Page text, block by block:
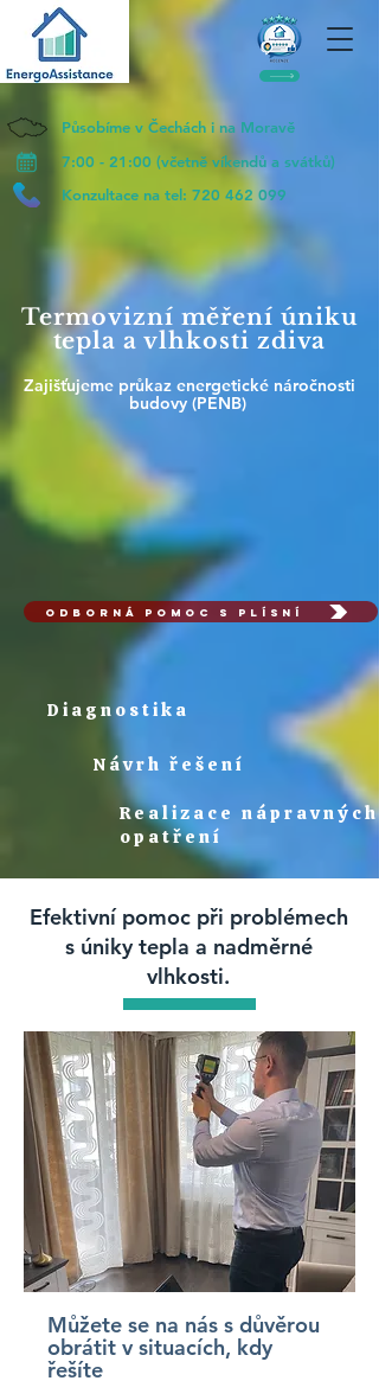
Působíme v Čechách i na Moravě
7:00 - 21:00 (včetně víkendů a svátků)
Konzultace na tel: 720 462 099
Termovizní měření úniku
tepla a vlhkosti zdiva
Zajišťujeme průkaz energetické náročnosti
budovy (PENB)
ODBORNÁ POMOC S PLÍSNÍ
Diagnostika
Návrh řešení
Realizace nápravných
opatření
Efektivní pomoc při problémech
s úniky tepla a nadměrné
vlhkosti.
Můžete se na nás s důvěrou
obrátit v situacích, kdy
řešíte